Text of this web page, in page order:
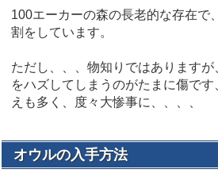
100エーカーの森の長老的な存在で
割をしています。
ただし、、、物知りではあります
をハズしてしまうのがたまに傷で
えも多く、度々大惨事に、、、、
オウルの入手方法